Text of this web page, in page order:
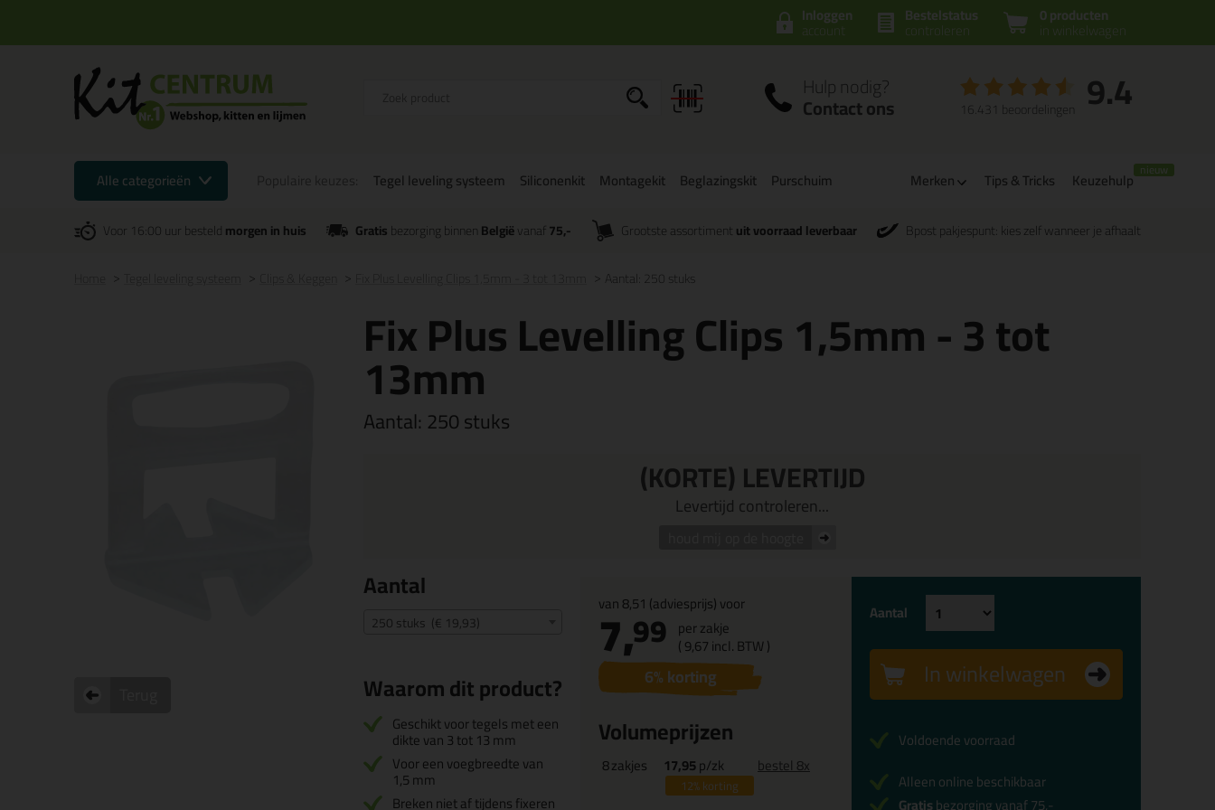
0 producten
in winkelwagen
Bestelstatus
controleren
Inloggen
account
Hulp nodig?
Contact ons 9.4
16.431 beoordelingen
Alle categorieën Tegel leveling systeem Siliconenkit Montagekit Beglazingskit Purschuim Merken Tips & Tricks Keuzehulp
Voor 16:00 uur besteldmorgen in huis Gratisbezorging binnenBelgiëvanaf 75,- Grootste assortiment uit voorraad leverbaar Bpost pakjespunt: kies zelf wanneer je afhaalt
Aantal: 250 stuks
Fix Plus Levelling Clips 1,5mm - 3 tot
13mm
Aantal: 250 stuks
(KORTE) LEVERTIJD
Levertijd controleren...
Aantal
250 stuks (€ 19,93)
Waarom dit product?
Geschikt voor tegels met een
dikte van 3 tot 13 mm
Voor een voegbreedte van
1,5 mm
Breken niet af tijdens fixeren
van8,51 (adviesprijs) voor
7,99 per zakje
(9,67incl. BTW )
6% korting
Volumeprijzen
8zakjes 17,95p/zk
12%korting
bestel 8x
Aantal
In winkelwagen
Voldoende voorraad
Alleen online beschikbaar